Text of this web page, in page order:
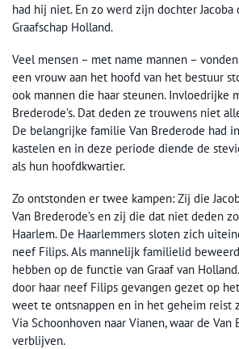
had hij niet. En zo werd zijn dochter
Graafschap Holland.
Veel mensen – met name mannen –
een vrouw aan het hoofd van het bestuur
ook mannen die haar steunen. Invloedrijke
Brederode’s. Dat deden ze trouwens niet
De belangrijke familie Van Brederode had
kastelen en in deze periode diende de
als hun hoofdkwartier.
Zo ontstonden er twee kampen: Zij die
Van Brederode’s en zij die dat niet deden
Haarlem. De Haarlemmers sloten zich
neef Filips. Als mannelijk familielid
hebben op de functie van Graaf van
door haar neef Filips gevangen gezet op
weet te ontsnappen en in het geheim reist
Via Schoonhoven naar Vianen, waar de Van
verblijven.